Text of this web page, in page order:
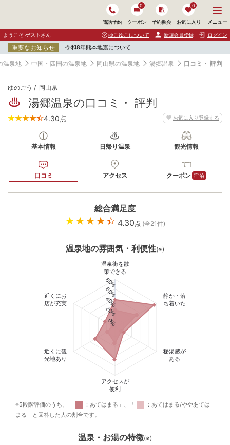
電話予約 クーポン
0
予約照会 お気に入り
0
ニ
ュ
ー
開
く
メニュー
ようこそ ゲストさん ゆこゆこについて 新規会員登録 ログイン
重要なお知らせ 令和8年熊本地震について
温泉地 中国・四国の温泉地 岡山県の温泉地 湯郷温泉 口コミ・ 評判
ゆのごう 岡山県
湯郷温泉の口コミ・ 評判
お気に入り登録する
4.30点
基本情報 日帰り温泉 観光情報
口コミ アクセス クーポン 宿泊
総合満足度
4.30点 (全21件)
温泉地の雰囲気・利便性(※)
0%
20%
40%
60%
80%
温泉街を散
策できる
静か・落
ち着いた
秘湯感が
ある
アクセスが
便利
近くに観
光地あり
近くにお
店が充実
※5段階評価のうち、「 ：あてはまる」、「
：あてはまる/ややあては
まる」と回答した人の割合です。
温泉・お湯の特徴(※)